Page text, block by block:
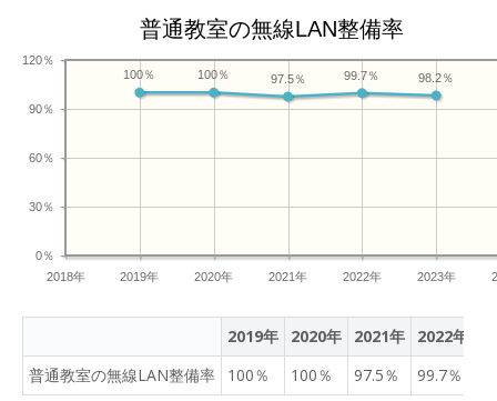
普通教室の無線LAN整備率
2018年 2019年 2020年 2021年 2022年 2023年
0％
30％
60％
90％
120％
98.2％
99.7％
97.5％
100％
100％
2019年 2020年 2021年 2022年
普通教室の無線LAN整備率
100％ 100％ 97.5％ 99.7％